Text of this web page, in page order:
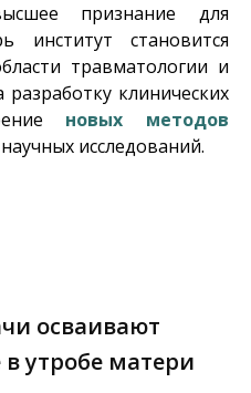
признание для
институт становится
травматологии и
клинических
новых методов
исследований.
осваивают
утробе матери